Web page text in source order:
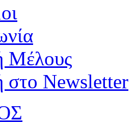
Μέλους
στο Newsletter